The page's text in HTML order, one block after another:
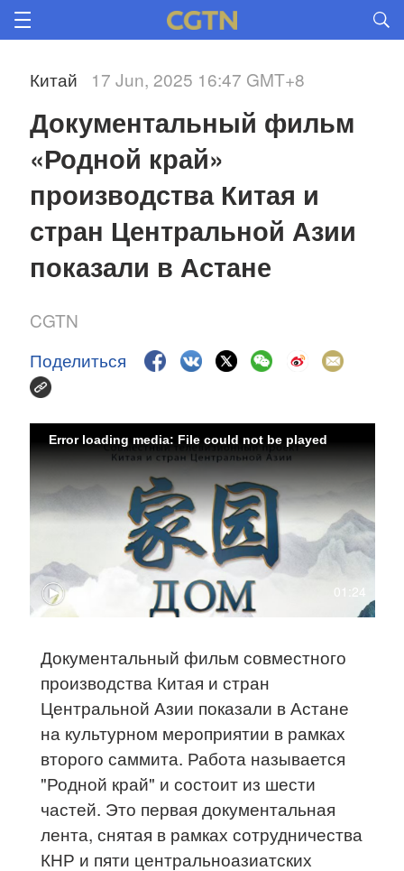
Китай 17 Jun, 2025 16:47 GMT+8
Документальный фильм
«Родной край»
производства Китая и
стран Центральной Азии
показали в Астане
CGTN
Поделиться
01:24
Error loading media: File could not be played
Документальный фильм совместного
производства Китая и стран
Центральной Азии показали в Астане
на культурном мероприятии в рамках
второго саммита. Работа называется
"Родной край" и состоит из шести
частей. Это первая документальная
лента, снятая в рамках сотрудничества
КНР и пяти центральноазиатских